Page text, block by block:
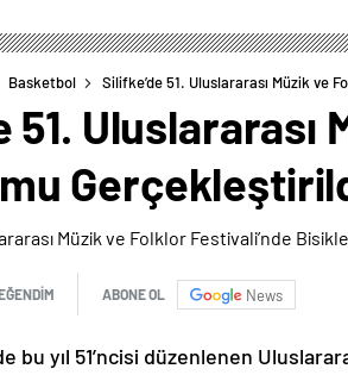
Basketbol Silifke’de 51. Uluslararası Müzik ve
51.
ABONE OL News
bu yıl 51’ncisi düzenlenen